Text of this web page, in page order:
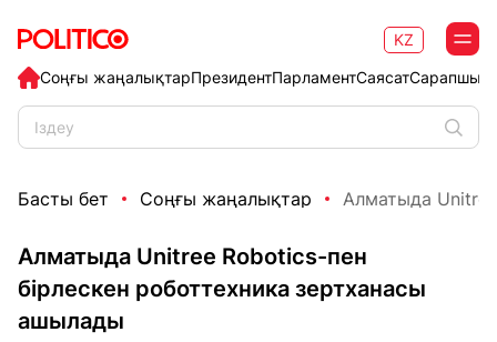
Соңғы жаңалықтарПрезидентПарламентСаясат
KZ
Басты бет Соңғы жаңалықтар Алматыда
Алматыда Unitree Robotics-пен
бірлескен роботтехника зертханасы
ашылады